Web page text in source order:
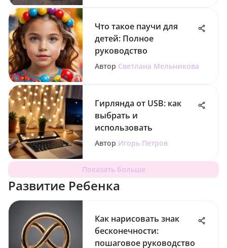
Что такое паучи для
детей: Полное
руководство
Автор Светлана Мельникова
Гирлянда от USB: как
выбрать и
использовать
Автор Игорь Петров
Показать больше
Развитие Ребенка
Как нарисовать знак
бесконечности:
пошаговое руководство